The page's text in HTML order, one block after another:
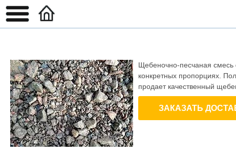
Щебеночно-песчаная смесь
конкретных пропорциях.
продает качественный
ЗАКАЗАТЬ